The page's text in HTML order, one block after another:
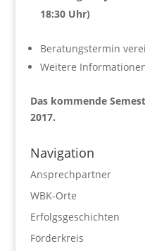
18:30 Uhr)
Beratungstermin
Weitere
Das kommende
2017.
Navigation
Ansprechpartner
WBK-Orte
Erfolgsgeschichten
Förderkreis